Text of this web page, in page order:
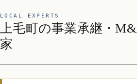
LOCAL EXPERTS
上毛町の事業承継・
家